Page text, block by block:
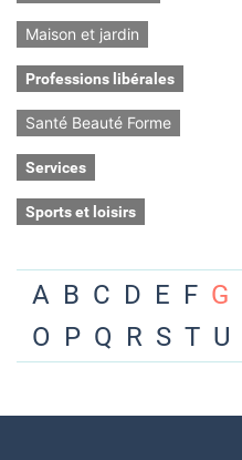
Maison et jardin
Professions libérales
Santé Beauté Forme
Services
Sports et loisirs
A B C D E F G
O P Q R S T U